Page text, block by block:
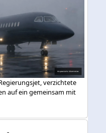
verzichtete
auf ein gemeinsam mit